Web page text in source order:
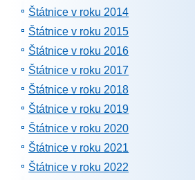
Štátnice v roku 2014
Štátnice v roku 2015
Štátnice v roku 2016
Štátnice v roku 2017
Štátnice v roku 2018
Štátnice v roku 2019
Štátnice v roku 2020
Štátnice v roku 2021
Štátnice v roku 2022